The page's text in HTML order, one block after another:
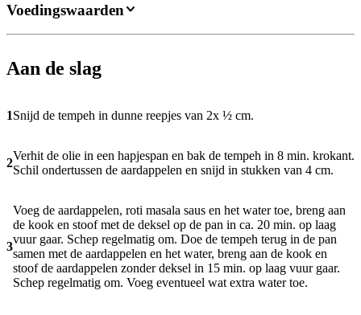
Aan de slag
1Snijd de tempeh in dunne reepjes van 2x ½ cm.
2
Verhit de olie in een hapjespan en bak de tempeh in 8 min. krokant.
Schil ondertussen de aardappelen en snijd in stukken van 4 cm.
3
Voeg de aardappelen, roti masala saus en het water toe, breng aan
de kook en stoof met de deksel op de pan in ca. 20 min. op laag
vuur gaar. Schep regelmatig om. Doe de tempeh terug in de pan
samen met de aardappelen en het water, breng aan de kook en
stoof de aardappelen zonder deksel in 15 min. op laag vuur gaar.
Schep regelmatig om. Voeg eventueel wat extra water toe.
Voedingswaarden